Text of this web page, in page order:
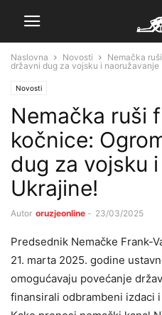
Naslovna Novosti
Nemačka
državni dug za vojsku i naoružavanje
Novosti
Nemačka ruši
kočnice:
dug za vojsku
Ukrajine!
Autor oruzjeonline - 23/03/2025
Predsednik Nemačke Frank-
21. marta 2025. godine
omogućavaju povećanje
finansirali odbrambeni izdaci